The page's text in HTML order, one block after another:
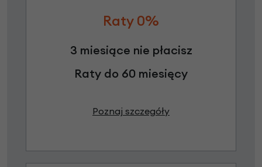
Raty 0%
3 miesiące nie płacisz
Raty do 60 miesięcy
Poznaj szczegóły